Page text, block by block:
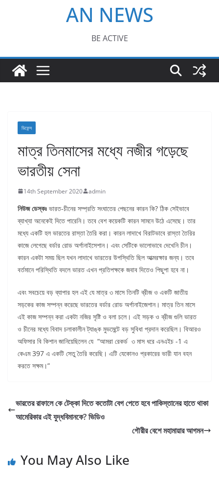
AN NEWS
BE ACTIVE
ডিফেন্স
মাত্র তিনমাসের মধ্যে নজীর গড়েছে
ভারতীয় সেনা
14th September 2020 admin
নিউজ ডেস্কঃ ভারত-চীনের সম্প্রতি সংঘাতের পেছনের কারন কি? ঠিক সেইভাবে
ব্যাখ্যা অনেকেই দিতে পারেনি। তবে বেশ কয়েকটি কারন সামনে উঠে এসেছে। তার
মধ্যে একটি হল ভারতের রাস্তা তৈরি করা। কারন লাদাখে বিরাটভাবে রাস্তা তৈরির
কাজে লেগেছে বর্ডার রোড অর্গানাইসেশান। এবং সেটিকে ভালোভাবে দেখেনি চীন।
কারন একটা সময় ছিল যখন লাদাখে ভারতের উপস্থিতি ছিল আত্মরক্ষার জন্য। তবে
বর্তমানে পরিস্থিতি বদলে ভারত এখন প্রতিপক্ষকে জবাব দিতেও পিছুপা হবে না।
এবং সবচেয়ে বড় ব্যাপার হল এই যে মাত্র ৩ মাসে তিনটি ব্রীজ ও একটি জাতীয়
সড়কের কাজ সম্পন্ন করেছে ভারতের বর্ডার রোড অর্গানাইজেশান। মাত্র তিন মাসে
এই কাজ সম্পন্ন করা একটা নজির সৃষ্টি ও বলা চলে। এই সড়ক ও ব্রীজ গুলি ভারত
ও চীনের মধ্যে বিবাদ চলাকালীন ট্যাঙ্ক মুভমেন্টে বড় সুবিধা প্রদান করেছিল। বিআরও
অফিসার বি কিশান জানিয়েছিলেন যে “আমরা রেকর্ড ৩ মাস ধরে এনএইচ -1 এ
কেএম 397 এ একটি সেতু তৈরি করেছি। এটি যেকোনও প্রকারের ভারী যান বহন
করতে সক্ষম।”
ভারতের রাফালে কে টেক্কা দিতে কতোটা বেগ পেতে হবে পাকিস্তানের হাতে থাকা
আমেরিকার এই যুদ্ধবিমানকে? ভিডিও
গৌরীর বেশে মহামায়ার আগমন
You May Also Like